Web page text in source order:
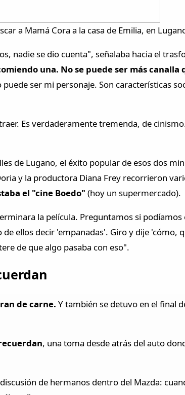
a Mamá Cora a la casa de Emilia, en
nadie se dio cuenta", señalaba hacia el
una. No se puede ser más canalla
ser mi personaje. Son características
Es verdaderamente tremenda, de
de Lugano, el éxito popular de esos dos
y la productora Diana Frey recorrieron
el "cine Boedo"(hoy un supermercado).
la película. Preguntamos si
ellos decir 'empanadas'. Giro y dije
de que algo pasaba con eso".
de carne.Y también se detuvo en el final
, una toma desde atrás del auto
de hermanos dentro del Mazda: